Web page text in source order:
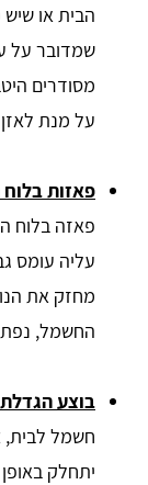
הבית או
שמדובר על
מסודרים
על מנת
פאזות
פאזה בלוח
עליה עומס
מחזק את
החשמל,
בוצע
חשמל לבית,
יתחלק